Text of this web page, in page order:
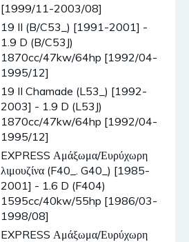
[1999/11-2003/08]
19 II (B/C53_) [1991-2001] -
1.9 D (B/C53J)
1870cc/47kw/64hp [1992/04-
1995/12]
19 II Chamade (L53_) [1992-
2003] - 1.9 D (L53J)
1870cc/47kw/64hp [1992/04-
1995/12]
EXPRESS Αμάξωμα/Ευρύχωρη
λιμουζίνα (F40_. G40_) [1985-
2001] - 1.6 D (F404)
1595cc/40kw/55hp [1986/03-
1998/08]
EXPRESS Αμάξωμα/Ευρύχωρη